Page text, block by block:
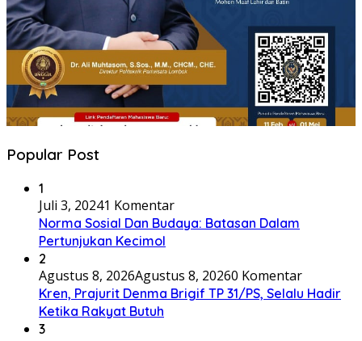
Popular Post
1
Juli 3, 20241 Komentar
Norma Sosial Dan Budaya: Batasan Dalam
Pertunjukan Kecimol
2
Agustus 8, 2026Agustus 8, 20260 Komentar
Kren, Prajurit Denma Brigif TP 31/PS, Selalu Hadir
Ketika Rakyat Butuh
3